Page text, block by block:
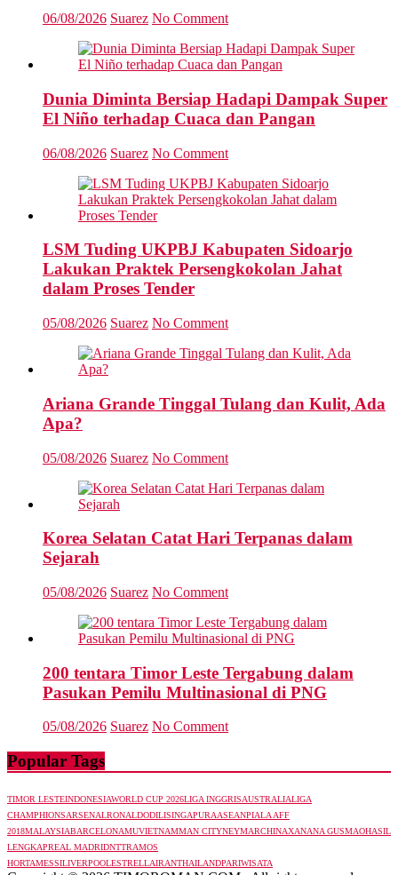
06/08/2026 Suarez No Comment
Dunia Diminta Bersiap Hadapi Dampak Super
El Niño terhadap Cuaca dan Pangan
06/08/2026 Suarez No Comment
LSM Tuding UKPBJ Kabupaten Sidoarjo
Lakukan Praktek Persengkokolan Jahat
dalam Proses Tender
05/08/2026 Suarez No Comment
Ariana Grande Tinggal Tulang dan Kulit, Ada
Apa?
05/08/2026 Suarez No Comment
Korea Selatan Catat Hari Terpanas dalam
Sejarah
05/08/2026 Suarez No Comment
200 tentara Timor Leste Tergabung dalam
Pasukan Pemilu Multinasional di PNG
05/08/2026 Suarez No Comment
Popular Tags
TIMOR LESTEINDONESIAWORLD CUP 2026LIGA INGGRISAUSTRALIALIGA
CHAMPHIONSARSENALRONALDODILISINGAPURAASEANPIALA AFF
2018MALAYSIABARCELONAMUVIETNAMMAN CITYNEYMARCHINAXANANA GUSMAOHASIL
LENGKAPREAL MADRIDNTTRAMOS
HORTAMESSILIVERPOOLESTRELLAIRANTHAILANDPARIWISATA